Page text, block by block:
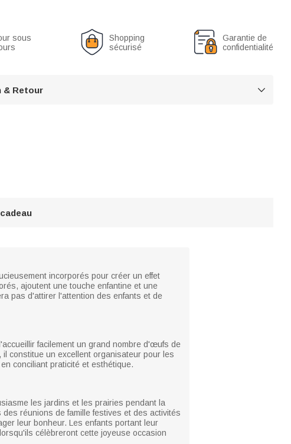
sous
Shopping
sécurisé
Garantie de
confidentialité
& Retour 
incorporés pour créer un effet
ajoutent une touche enfantine et une
pas d'attirer l'attention des enfants et de
facilement un grand nombre d'œufs de
constitue un excellent organisateur pour les
conciliant praticité et esthétique.
les jardins et les prairies pendant la
réunions de famille festives et des activités
leur bonheur. Les enfants portant leur
célèbreront cette joyeuse occasion